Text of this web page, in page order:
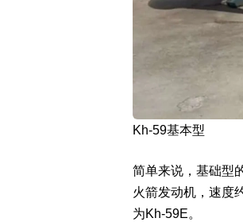
Kh-59基本型
简单来说，基础型
火箭发动机，速度
为Kh-59E。